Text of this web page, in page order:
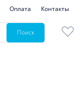
Оплата Контакты
Поиск